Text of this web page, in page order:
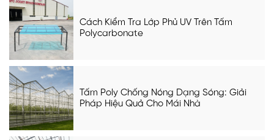
Cách Kiểm Tra Lớp Phủ UV Trên Tấm
Polycarbonate
Tấm Poly Chống Nóng Dạng Sóng: Giải
Pháp Hiệu Quả Cho Mái Nhà